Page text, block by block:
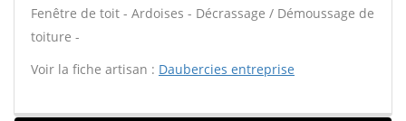
Fenêtre de toit - Ardoises - Décrassage / Démoussage de
toiture -
Voir la fiche artisan : Daubercies entreprise